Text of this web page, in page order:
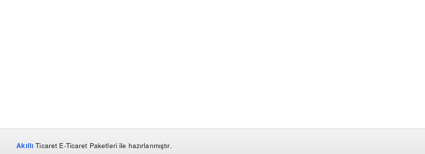
Akıllı Ticaret E-Ticaret Paketleriile hazırlanmıştır.